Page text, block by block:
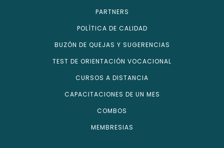
PARTNERS
POLÍTICA DE CALIDAD
BUZÓN DE QUEJAS Y SUGERENCIAS
TEST DE ORIENTACIÓN VOCACIONAL
CURSOS A DISTANCIA
CAPACITACIONES DE UN MES
COMBOS
MEMBRESIAS